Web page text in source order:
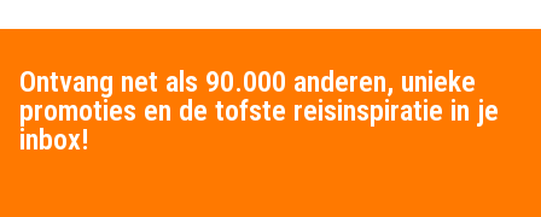
Ontvang net als 90.000 anderen, unieke
promoties en de tofste reisinspiratie in je
inbox!